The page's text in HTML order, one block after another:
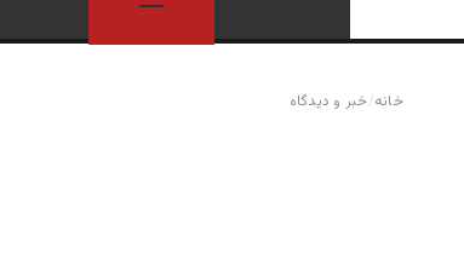
خانه/خبر و دیدگاه